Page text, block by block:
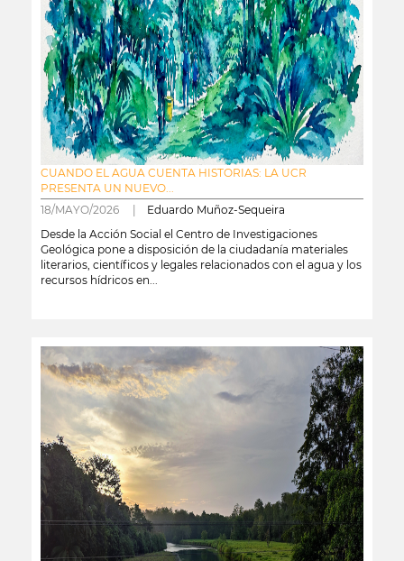
CUANDO EL AGUA CUENTA HISTORIAS: LA UCR
PRESENTA UN NUEVO...
18/MAYO/2026 | Eduardo Muñoz-Sequeira
Desde la Acción Social el Centro de Investigaciones
Geológica pone a disposición de la ciudadanía materiales
literarios, científicos y legales relacionados con el agua y los
recursos hídricos en...